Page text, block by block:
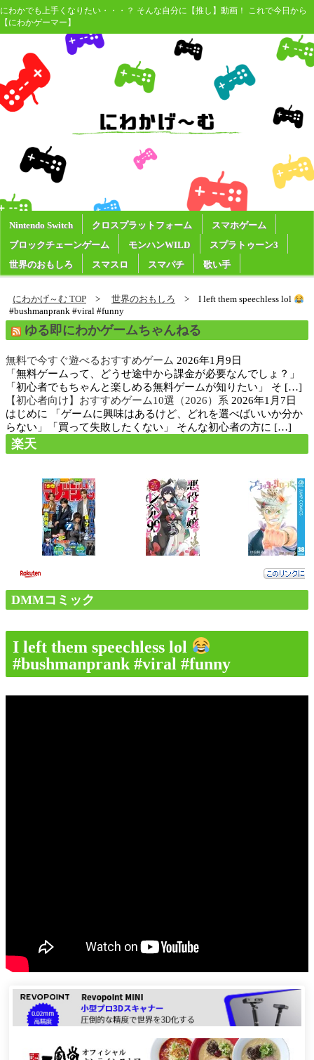
にわかでも上手くなりたい・・・？ そんな自分に【推し】動画！ これで今日から
【にわかゲーマー】
Nintendo Switch クロスプラットフォーム
スマホゲーム
ブロックチェーンゲーム
モンハンWILD
スプラトゥーン3
世界のおもしろ
スマスロ スマパチ 歌い手
にわかげ～む TOP 世界のおもしろ
I left them speechless lol
#bushmanprank #viral #funny
ゆる即にわかゲームちゃんねる
無料で今すぐ遊べるおすすめゲーム 2026年1月9日
「無料ゲームって、どうせ途中から課金が必要なんでしょ？」
「初心者でもちゃんと楽しめる無料ゲームが知りたい」 そ […]
【初心者向け】おすすめゲーム10選（2026）系 2026年1月7日
はじめに 「ゲームに興味はあるけど、どれを選べばいいか分か
らない」「買って失敗したくない」 そんな初心者の方に […]
楽天
DMMコミック
I left them speechless lol
#bushmanprank #viral #funny